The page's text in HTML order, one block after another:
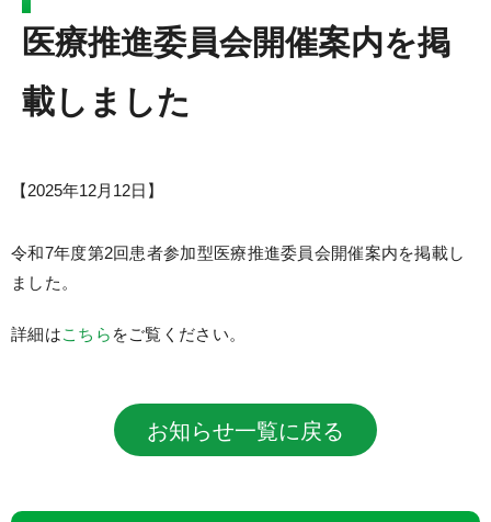
医療推進委員会開催案内を掲
載しました
【2025年12月12日 】
令和7年度第2回患者参加型医療推進委員会開催案内を掲載し
ました。
詳細はこちら をご覧ください。
お知らせ一覧に戻る